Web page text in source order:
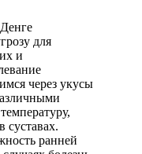
для
и
через укусы
суставах.
ранней